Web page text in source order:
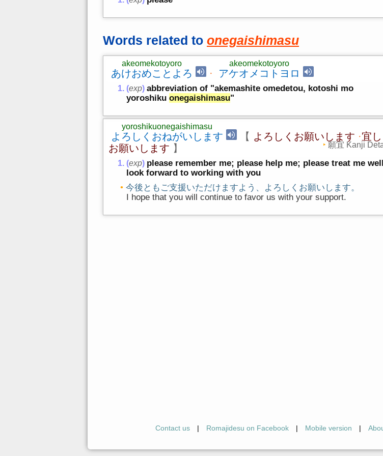
Words related to onegaishimasu
あけおめことよろ
akeomekotoyoro
· アケオメコトヨロ
akeomekotoyoro
(exp) abbreviation of "akemashite omedetou, kotoshi mo
yoroshiku onegaishimasu"
よろしくおねがいします
yoroshikuonegaishimasu
【 よろしくお願いします ·宜し
お願いします 】 願宜 Kanji
(exp) please remember me; please help me; please treat me
look forward to working with you
今後ともご支援いただけますよう、よろしくお願いします。
I hope that you will continue to favor us with your support.
Contact us | Romajidesu on Facebook | Mobile version |